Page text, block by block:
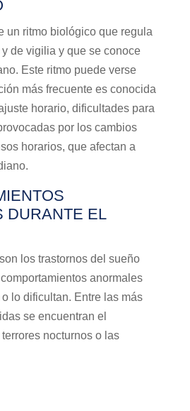
un ritmo biológico que regula
y de vigilia y que se conoce
Este ritmo puede verse
más frecuente es conocida
horario, dificultades para
por los cambios
horarios, que afectan a
DURANTE EL
los trastornos del sueño
anormales
lo dificultan. Entre las más
se encuentran el
nocturnos o las